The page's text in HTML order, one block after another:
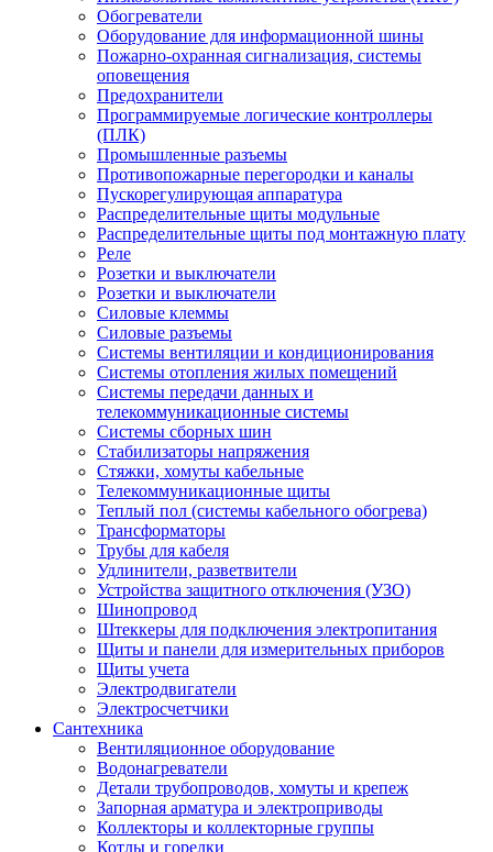
Обогреватели
Оборудование для информационной шины
Пожарно-охранная сигнализация, системы
оповещения
Предохранители
Программируемые логические контроллеры
(ПЛК)
Промышленные разъемы
Противопожарные перегородки и каналы
Пускорегулирующая аппаратура
Распределительные щиты модульные
Распределительные щиты под монтажную плату
Реле
Розетки и выключатели
Розетки и выключатели
Силовые клеммы
Силовые разъемы
Системы вентиляции и кондиционирования
Системы отопления жилых помещений
Системы передачи данных и
телекоммуникационные системы
Системы сборных шин
Стабилизаторы напряжения
Стяжки, хомуты кабельные
Телекоммуникационные щиты
Теплый пол (системы кабельного обогрева)
Трансформаторы
Трубы для кабеля
Удлинители, разветвители
Устройства защитного отключения (УЗО)
Шинопровод
Штеккеры для подключения электропитания
Щиты и панели для измерительных приборов
Щиты учета
Электродвигатели
Электросчетчики
Сантехника
Вентиляционное оборудование
Водонагреватели
Детали трубопроводов, хомуты и крепеж
Запорная арматура и электроприводы
Коллекторы и коллекторные группы
Котлы и горелки